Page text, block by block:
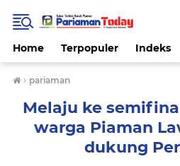
Home Terpopuler Indeks
› pariaman
Melaju ke
warga Piaman
dukung